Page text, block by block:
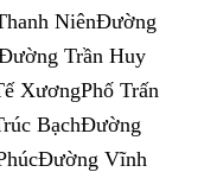
NiênĐường
Trần Huy
XươngPhố Trấn
BạchĐường
Vĩnh